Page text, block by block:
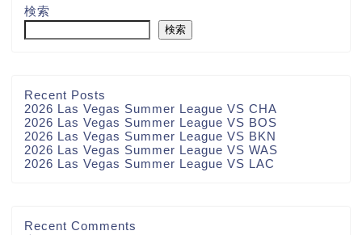
検索
検索
Recent Posts
2026 Las Vegas Summer League VS CHA
2026 Las Vegas Summer League VS BOS
2026 Las Vegas Summer League VS BKN
2026 Las Vegas Summer League VS WAS
2026 Las Vegas Summer League VS LAC
Recent Comments